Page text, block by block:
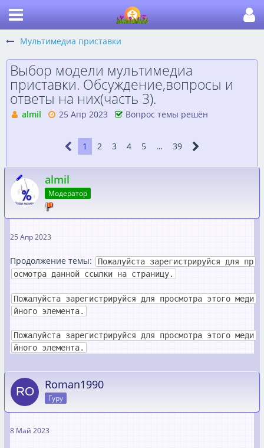
Мультимедиа приставки
Выбор модели мультимедиа
приставки. Обсуждение,вопросы и
ответы на них(часть 3).
almil 25 Апр 2023 Вопрос темы решён
1 2 3 4 5 … 39
almil
Модератор
25 Апр 2023
Продолжение темы:
Пожалуйста зарегистрируйся для пр
осмотра данной ссылки на страницу.
Пожалуйста зарегистрируйся для просмотра этого меди
йного элемента.
Пожалуйста зарегистрируйся для просмотра этого меди
йного элемента.
Roman1990
Гуру
8 Май 2023